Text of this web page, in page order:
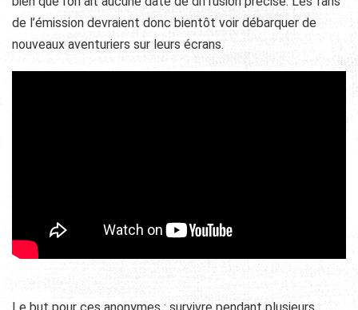
de l’émission devraient donc bientôt voir débarquer de
nouveaux aventuriers sur leurs écrans.